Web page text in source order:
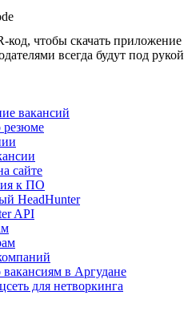
код, чтобы скачать приложение
всегда будут под рукой
вакансий
резюме
сайте
к ПО
HeadHunter
API
в Аргудане
для нетворкинга